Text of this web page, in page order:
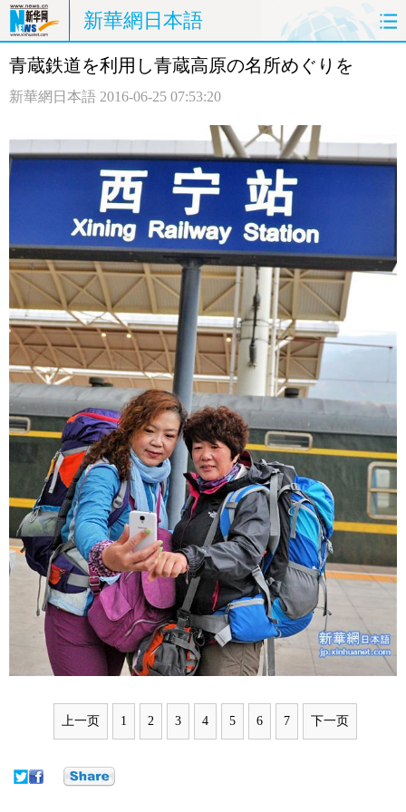
新華網日本語
ホームページ 政治 経済
観光 評論 写真
青蔵鉄道を利用し青蔵高原の名所めぐりを
新華網日本語 2016-06-25 07:53:20
上一页 1 2 3 4 5 6 7 下一页